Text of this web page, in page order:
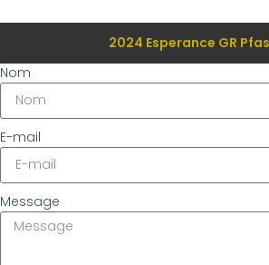
2024 Esperance GR
Nom
E-mail
Message